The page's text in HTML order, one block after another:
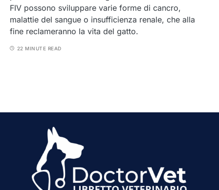
FIV possono sviluppare varie forme di cancro,
malattie del sangue o insufficienza renale, che alla
fine reclameranno la vita del gatto.
22 MINUTE READ